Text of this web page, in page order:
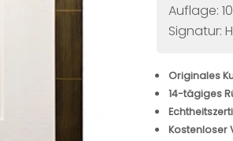
Auflage:
Signatur:
Originales
14-tägiges
Kostenloser